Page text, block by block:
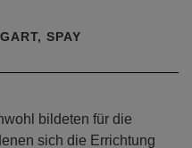
SPAY
bildeten für die
sich die Errichtung